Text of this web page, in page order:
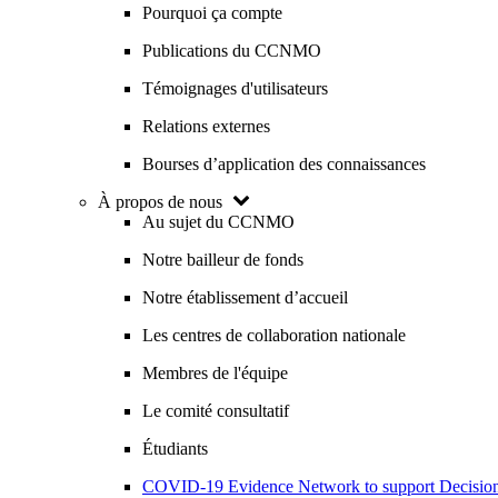
Pourquoi ça compte
Publications du CCNMO
Témoignages d'utilisateurs
Relations externes
Bourses d’application des connaissances
À propos de nous
Au sujet du CCNMO
Notre bailleur de fonds
Notre établissement d’accueil
Les centres de collaboration nationale
Membres de l'équipe
Le comité consultatif
Étudiants
COVID-19 Evidence Network to support